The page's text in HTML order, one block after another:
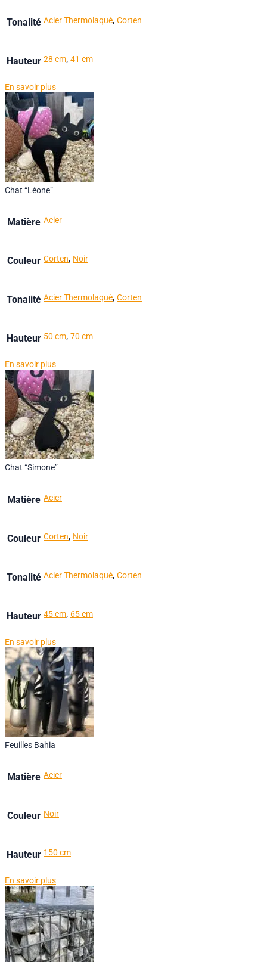
Tonalité Acier Thermolaqué, Corten
Hauteur 28 cm, 41 cm
En savoir plus
Chat “Léone”
Matière Acier
Couleur Corten, Noir
Tonalité Acier Thermolaqué, Corten
Hauteur 50 cm, 70 cm
En savoir plus
Chat “Simone”
Matière Acier
Couleur Corten, Noir
Tonalité Acier Thermolaqué, Corten
Hauteur 45 cm, 65 cm
En savoir plus
Feuilles Bahia
Matière Acier
Couleur Noir
Hauteur 150 cm
En savoir plus